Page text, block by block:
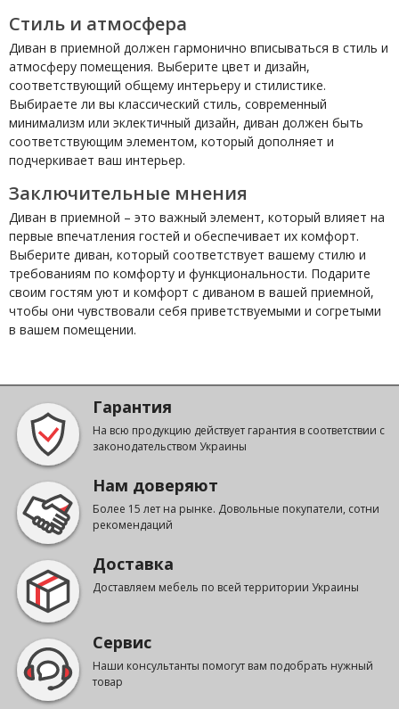
Стиль и атмосфера
Диван в приемной должен гармонично вписываться в стиль и
атмосферу помещения. Выберите цвет и дизайн,
соответствующий общему интерьеру и стилистике.
Выбираете ли вы классический стиль, современный
минимализм или эклектичный дизайн, диван должен быть
соответствующим элементом, который дополняет и
подчеркивает ваш интерьер.
Заключительные мнения
Диван в приемной – это важный элемент, который влияет на
первые впечатления гостей и обеспечивает их комфорт.
Выберите диван, который соответствует вашему стилю и
требованиям по комфорту и функциональности. Подарите
своим гостям уют и комфорт с диваном в вашей приемной,
чтобы они чувствовали себя приветствуемыми и согретыми
в вашем помещении.
Гарантия
На всю продукцию действует гарантия в соответствии с
законодательством Украины
Нам доверяют
Более 15 лет на рынке. Довольные покупатели, сотни
рекомендаций
Доставка
Доставляем мебель по всей территории Украины
Сервис
Наши консультанты помогут вам подобрать нужный
товар